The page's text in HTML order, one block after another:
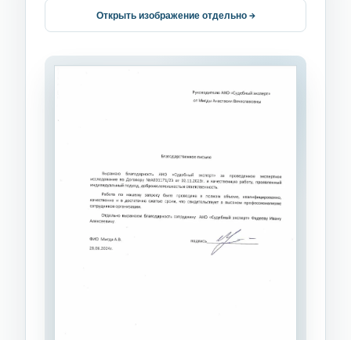
Открыть изображение отдельно →